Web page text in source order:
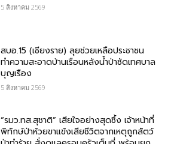
5 สิงหาคม 2569
สบอ.15 (เชียงราย) ลุยช่วยเหลือประชาชน
ทำความสะอาดบ้านเรือนหลังน้ำป่าซัดเทศบาล
บุญเรือง
5 สิงหาคม 2569
“รมว.ทส.สุชาติ” เสียใจอย่างสุดซึ้ง เจ้าหน้าที่
พิทักษ์ป่าห้วยขาแข้งเสียชีวิตจากเหตุถูกสัตว์